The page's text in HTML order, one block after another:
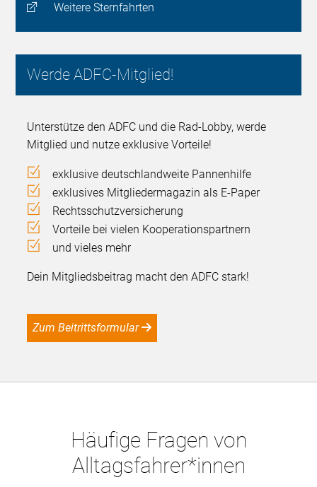
Weitere Sternfahrten
Werde ADFC-Mitglied!
Unterstütze den ADFC und die Rad-Lobby, werde
Mitglied und nutze exklusive Vorteile!
exklusive deutschlandweite Pannenhilfe
exklusives Mitgliedermagazin als E-Paper
Rechtsschutzversicherung
Vorteile bei vielen Kooperationspartnern
und vieles mehr
Dein Mitgliedsbeitrag macht den ADFC stark!
Zum Beitrittsformular
Häufige Fragen von
Alltagsfahrer*innen